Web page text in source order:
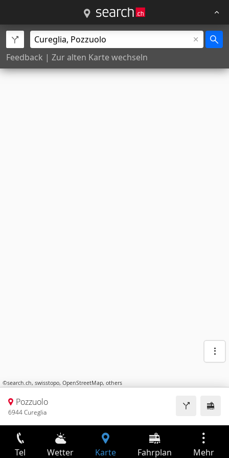
Feedback | Zur alten Karte wechseln
©search.ch, swisstopo, OpenStreetMap, others
Pozzuolo
6944 Cureglia
Tel Wetter Karte Fahrplan Mehr